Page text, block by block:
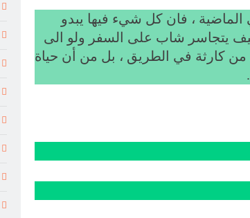
الماضية ، فان كل شيء فيها يبدو
يتجاسر شاب على السفر ولو الى
كارثة في الطريق ، بل من أن حياة